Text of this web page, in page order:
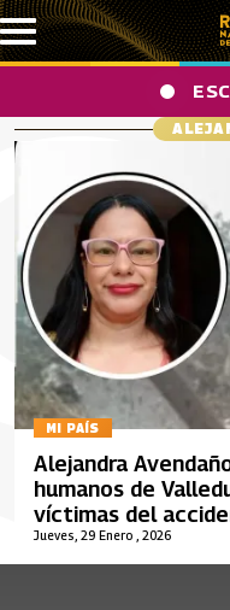
Pasar al contenido principal
MI PAÍS
Jueves, 29 Enero , 2026
Alejandra
humanos de
víctimas del